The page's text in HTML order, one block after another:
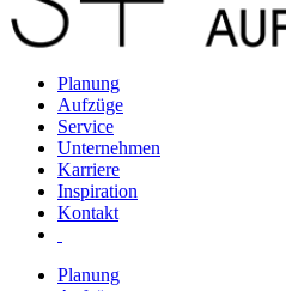
Planung
Aufzüge
Service
Unternehmen
Karriere
Inspiration
Kontakt
Planung